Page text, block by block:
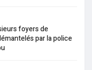
foyers de
par la police